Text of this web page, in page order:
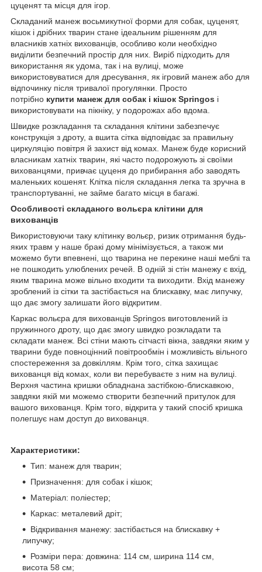
цуценят та місця для ігор.
Складаний манеж восьмикутної форми для собак, цуценят,
кішок і дрібних тварин стане ідеальним рішенням для
власників хатніх вихованців, особливо коли необхідно
виділити безпечний простір для них. Виріб підходить для
використання як удома, так і на вулиці, може
використовуватися для дресування, як ігровий манеж або для
відпочинку після тривалої прогулянки. Просто
потрібно купити манеж для собак і кішок Springos і
використовувати на пікніку, у подорожах або вдома.
Швидке розкладання та складання клітини забезпечує
конструкція з дроту, а вшита сітка відповідає за правильну
циркуляцію повітря й захист від комах. Манеж буде корисний
власникам хатніх тварин, які часто подорожують зі своїми
вихованцями, привчає цуценя до прибирання або заводять
маленьких кошенят. Клітка після складання легка та зручна в
транспортуванні, не займе багато місця в багажі.
Особливості складаного вольєра клітини для
вихованців
Використовуючи таку клітинку вольєр, ризик отримання будь-
яких травм у наше бракі дому мінімізується, а також ми
можемо бути впевнені, що тварина не перекине наші меблі та
не пошкодить улюблених речей. В одній зі стін манежу є вхід,
яким тварина може вільно входити та виходити. Вхід манежу
зроблений із сітки та застібається на блискавку, має липучку,
що дає змогу залишати його відкритим.
Каркас вольєра для вихованців Springos виготовлений із
пружинного дроту, що дає змогу швидко розкладати та
складати манеж. Всі стіни мають сітчасті вікна, завдяки яким у
тварини буде повноцінний повітрообмін і можливість вільного
спостереження за довкіллям. Крім того, сітка захищає
вихованця від комах, коли ви перебуваєте з ним на вулиці.
Верхня частина кришки обладнана застібкою-блискавкою,
завдяки якій ми можемо створити безпечний притулок для
вашого вихованця. Крім того, відкрита у такий спосіб кришка
полегшує нам доступ до вихованця.
Характеристики:
Тип: манеж для тварин;
Призначення: для собак і кішок;
Матеріал: поліестер;
Каркас: металевий дріт;
Відкривання манежу: застібається на блискавку +
липучку;
Розміри пера: довжина: 114 см, ширина 114 см,
висота 58 см;